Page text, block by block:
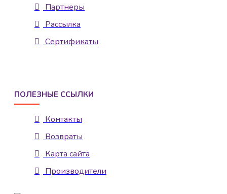
Партнеры
Рассылка
Сертификаты
ПОЛЕЗНЫЕ ССЫЛКИ
Контакты
Возвраты
Карта сайта
Производители